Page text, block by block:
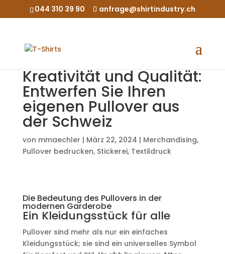
044 310 39 90 anfrage@shirtindustry.ch
Kreativität und Qualität:
Entwerfen Sie Ihren
eigenen Pullover aus
der Schweiz
von mmaechler | März 22, 2024 | Merchandising,
Pullover bedrucken, Stickerei, Textildruck
Die Bedeutung des Pullovers in der
modernen Garderobe
Ein Kleidungsstück für alle
Pullover sind mehr als nur ein einfaches
Kleidungsstück; sie sind ein universelles Symbol